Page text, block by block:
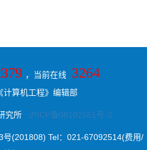
，当前在线 3264
计算机工程》编辑部
究所 沪ICP备08102551号-2
号(201808) Tel：021-67092514(费用/